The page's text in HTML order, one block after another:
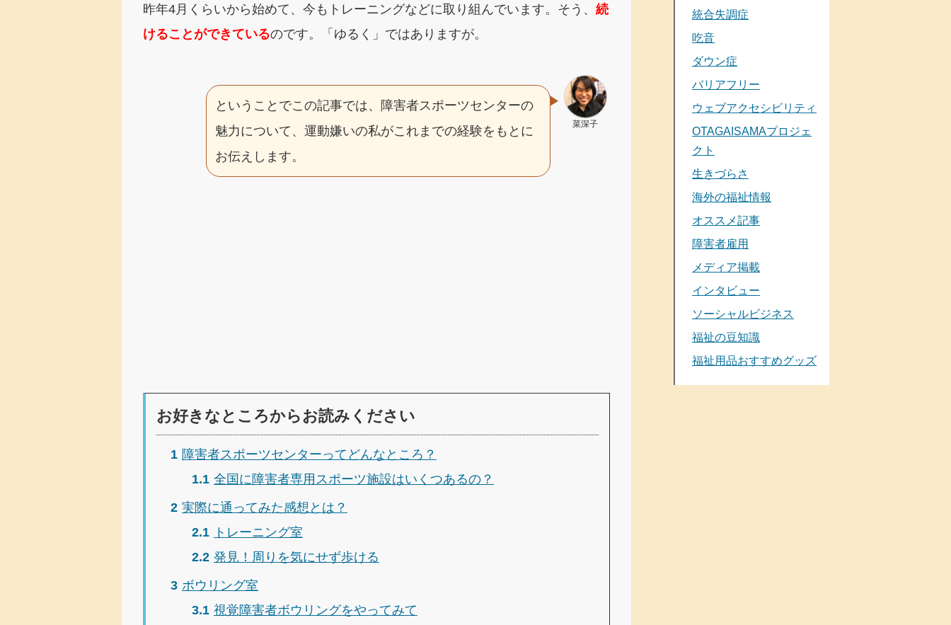
昨年4月くらいから始めて、今もトレーニングなどに取り組んでいます。そう、 続
けることができているのです。「ゆるく」ではありますが。
菜深子
ということでこの記事では、障害者スポーツセンターの
魅力について、運動嫌いの私がこれまでの経験をもとに
お伝えします。
お好きなところからお読みください
1 障害者スポーツセンターってどんなところ？
1.1 全国に障害者専用スポーツ施設はいくつあるの？
2 実際に通ってみた感想とは？
2.1
トレーニング室
2.2 発見！周りを気にせず歩ける
3 ボウリング室
3.1 視覚障害者ボウリングをやってみて
統合失調症
吃音
ダウン症
バリアフリー
ウェブアクセシビリティ
OTAGAISAMAプロジェ
クト
生きづらさ
海外の福祉情報
オススメ記事
障害者雇用
メディア掲載
インタビュー
ソーシャルビジネス
福祉の豆知識
福祉用品おすすめグッズ